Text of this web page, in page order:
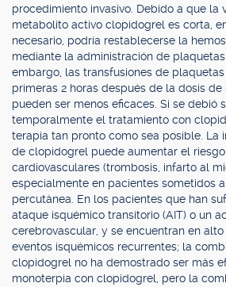
procedimiento invasivo. Debido a que la
metabolito activo clopidogrel es corta,
necesario, podría restablecerse la
mediante la administración de
embargo, las transfusiones de
primeras 2 horas después de la dosis
pueden ser menos eficaces. Si se debió
temporalmente el tratamiento con
terapia tan pronto como sea posible. La
de clopidogrel puede aumentar el
cardiovasculares (trombosis, infarto al
especialmente en pacientes sometidos
percutánea. En los pacientes que han
ataque isquémico transitorio (AIT) o un
cerebrovascular, y se encuentran en
eventos isquémicos recurrentes; la
clopidogrel no ha demostrado ser más
monoterpia con clopidogrel, pero la